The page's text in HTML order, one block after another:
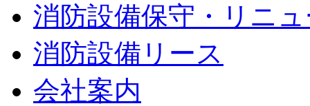
消防設備保守・リニ
消防設備リース
会社案内